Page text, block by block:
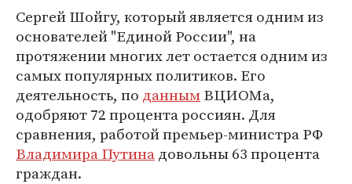
Сергей Шойгу, который является одним из
основателей "Единой России", на
протяжении многих лет остается одним из
самых популярных политиков. Его
деятельность, по даннымВЦИОМа,
одобряют 72 процента россиян. Для
сравнения, работой премьер-министра РФ
Владимира Путинадовольны 63 процента
граждан.